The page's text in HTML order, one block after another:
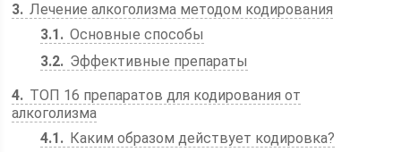
3 Лечение алкоголизма методом кодирования
3.1
Основные способы
3.2
Эффективные препараты
4
ТОП 16 препаратов для кодирования от
алкоголизма
4.1
Каким образом действует кодировка?